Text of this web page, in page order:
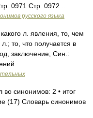
0971 Стр. 0972 …
русского языка
л. явления, то, чем
то, что получается в
заключение; Син.:
…
синонимов: 2 • итог
(17) Словарь синонимов